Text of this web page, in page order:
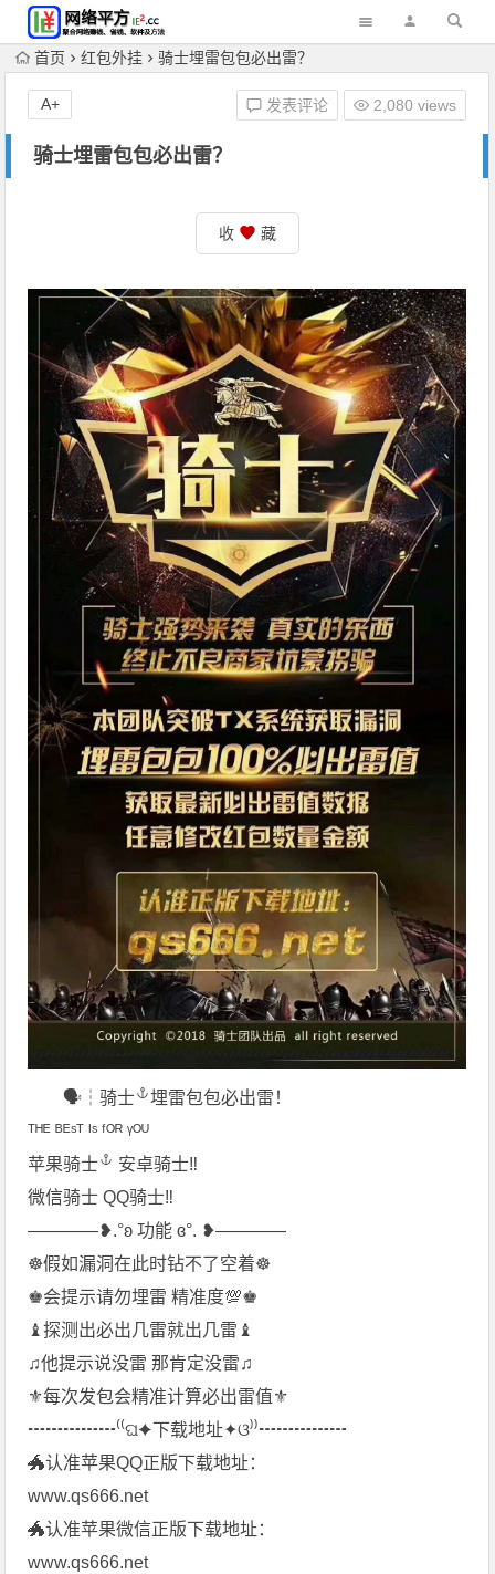
首页 红包外挂 骑士埋雷包包必出雷？
骑士埋雷包包必出雷？
发表评论 2,080 views
A+
收 藏
🗣┆骑士
埋雷包包必出雷！
ᵀᴴᴱ ᴮᴱˢᵀ ᴵˢ ᶠᴼᴿ ᵞᴼᵁ
苹果骑士
安卓骑士‼️
微信骑士 QQ骑士‼️
————❥.°ʚ 功能 ɞ°. ❥————
☸︎假如漏洞在此时钻不了空着☸︎
♚会提示请勿埋雷 精准度💯♚
♝探测出必出几雷就出几雷♝
♫他提示说没雷 那肯定没雷♫
⚜︎每次发包会精准计算必出雷值⚜︎
┅┅┅┅┅⁽⁽ଘ✦下载地址✦ଓ⁾⁾┅┅┅┅┅
🐲认准苹果QQ正版下载地址：
www.qs666.net
🐲认准苹果微信正版下载地址：
www.qs666.net